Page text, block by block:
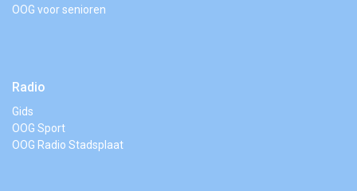
OOG voor senioren
Radio
Gids
OOG Sport
OOG Radio Stadsplaat